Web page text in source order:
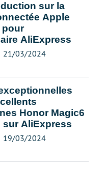
sur la
Apple
pour
AliExpress
21/03/2024
Honor Magic6
sur AliExpress
19/03/2024